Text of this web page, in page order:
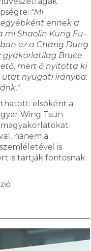
"Mi
ennek a
mi Shaolin Kung Fu-
ez a Chang Dung
gyakorlatilag Bruce
mert ő nyitotta ki
utat nyugati irányba.
elsőként a
Wing Tsun
hanem a
is
is tartják fontosnak